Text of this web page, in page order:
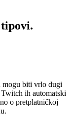
mogu biti vrlo dugi
ih automatski
o pretplatničkoj